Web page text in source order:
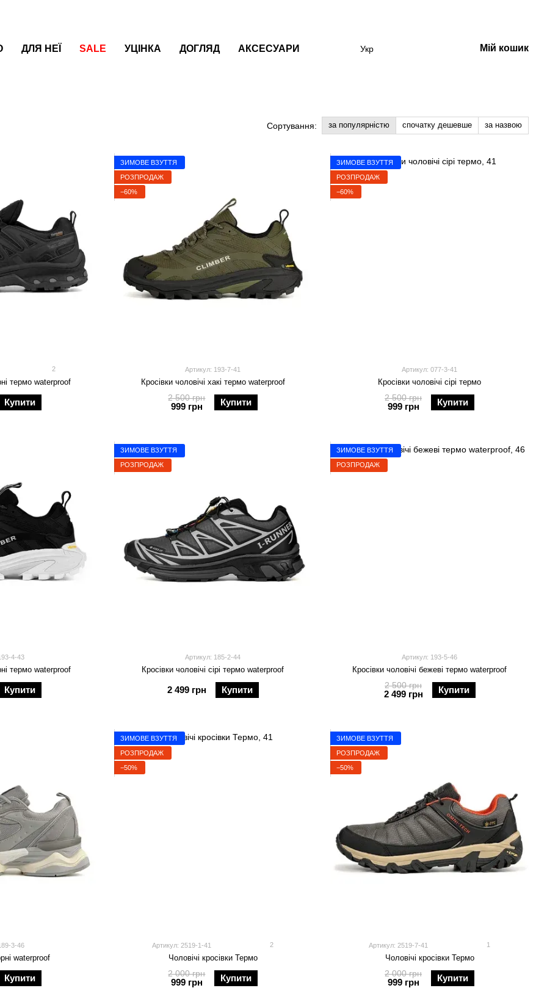
ДЛЯ НЕЇ SALE УЦІНКА ДОГЛЯД АКСЕСУАРИ Укр Мій кошик
Сортування: за популярністю спочатку дешевше за назвою
2
термо waterproof
Купити
ЗИМОВЕ ВЗУТТЯ
РОЗПРОДАЖ
−60%
Артикул: 193-7-41
Кросівки чоловічі хакі термо waterproof
2 500 грн
999 грн Купити
ЗИМОВЕ ВЗУТТЯ
РОЗПРОДАЖ
−60%
Артикул: 077-3-41
Кросівки чоловічі сірі термо
2 500 грн
999 грн Купити
4-43
термо waterproof
Купити
ЗИМОВЕ ВЗУТТЯ
РОЗПРОДАЖ
Артикул: 185-2-44
Кросівки чоловічі сірі термо waterproof
2 499 грн Купити
ЗИМОВЕ ВЗУТТЯ
РОЗПРОДАЖ
Артикул: 193-5-46
Кросівки чоловічі бежеві термо waterproof
2 500 грн
2 499 грн Купити
3-46
waterproof
Купити
ЗИМОВЕ ВЗУТТЯ
РОЗПРОДАЖ
−50%
Артикул: 2519-1-41 2
Чоловічі кросівки Термо
2 000 грн
999 грн Купити
ЗИМОВЕ ВЗУТТЯ
РОЗПРОДАЖ
−50%
Артикул: 2519-7-41 1
Чоловічі кросівки Термо
2 000 грн
999 грн Купити